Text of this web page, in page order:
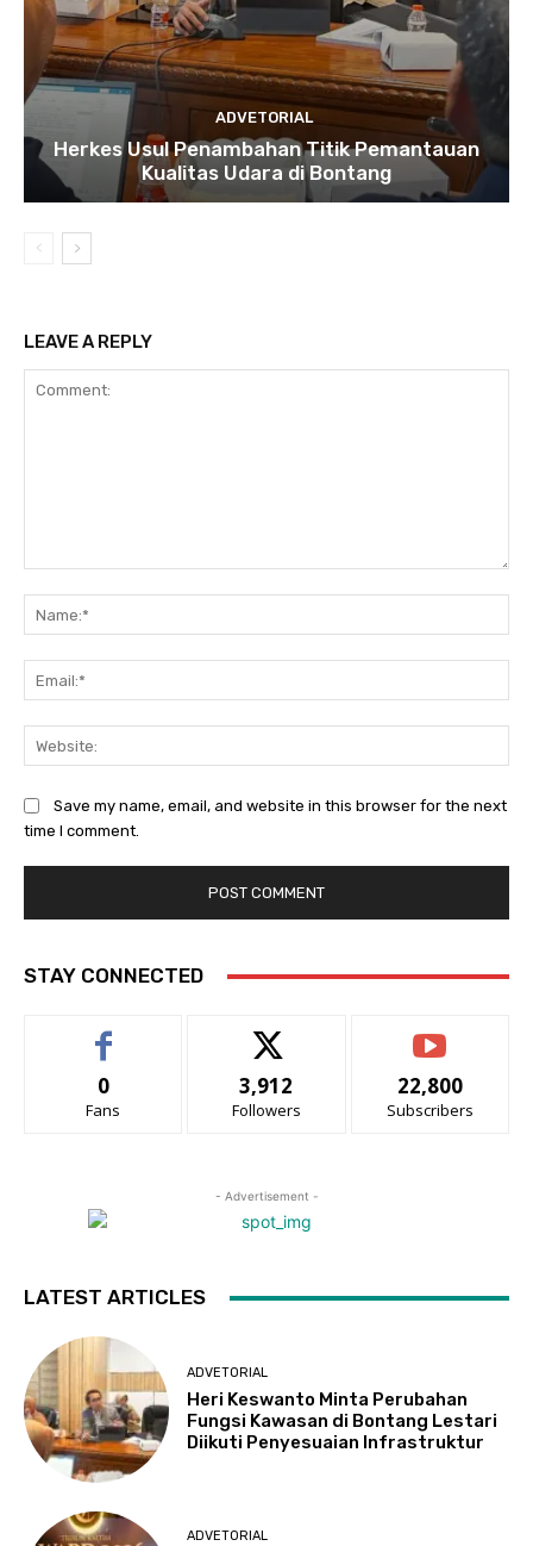
ADVETORIAL
Herkes Usul Penambahan Titik Pemantauan
Kualitas Udara di Bontang
LEAVE A REPLY
Save my name, email, and website in this browser for the next
time I comment.
STAY CONNECTED
0
Fans
3,912
Followers
22,800
Subscribers
- Advertisement -
LATEST ARTICLES
ADVETORIAL
Heri Keswanto Minta Perubahan
Fungsi Kawasan di Bontang Lestari
Diikuti Penyesuaian Infrastruktur
ADVETORIAL